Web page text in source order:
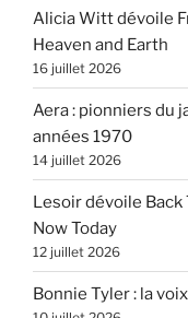
Alicia Witt dévoile
Heaven and Earth
16 juillet 2026
Aera : pionniers du
années 1970
14 juillet 2026
Lesoir dévoile Back
Now Today
12 juillet 2026
Bonnie Tyler : la